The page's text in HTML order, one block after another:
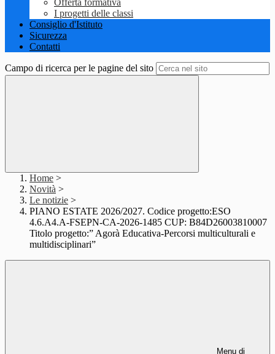
Offerta formativa
I progetti delle classi
Consiglio d'Istituto
Sicurezza
Contatti
Campo di ricerca per le pagine del sito
Home >
Novità >
Le notizie >
PIANO ESTATE 2026/2027. Codice progetto:ESO
4.6.A4.A-FSEPN-CA-2026-1485 CUP: B84D26003810007
Titolo progetto:” Agorà Educativa-Percorsi multiculturali e
multidisciplinari”
Menu di